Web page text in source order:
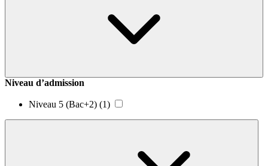
Niveau d’admission
Niveau 5 (Bac+2) (1)